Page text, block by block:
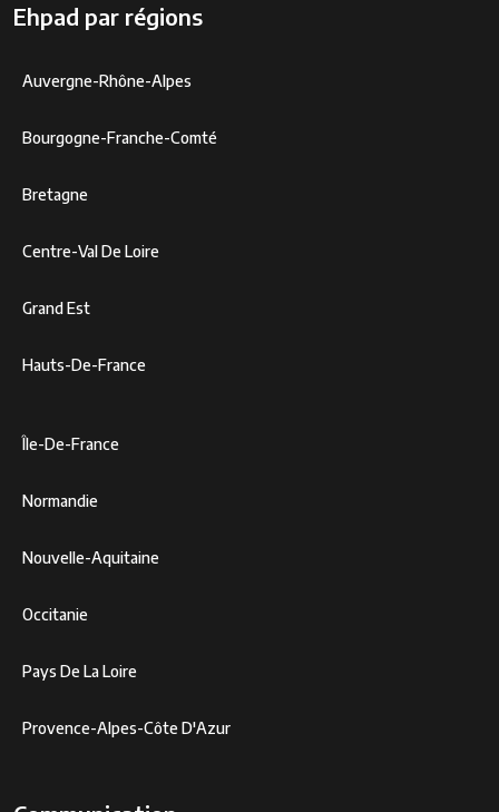
Ehpad par régions
Auvergne-Rhône-Alpes
Bourgogne-Franche-Comté
Bretagne
Centre-Val De Loire
Grand Est
Hauts-De-France
Île-De-France
Normandie
Nouvelle-Aquitaine
Occitanie
Pays De La Loire
Provence-Alpes-Côte D'Azur